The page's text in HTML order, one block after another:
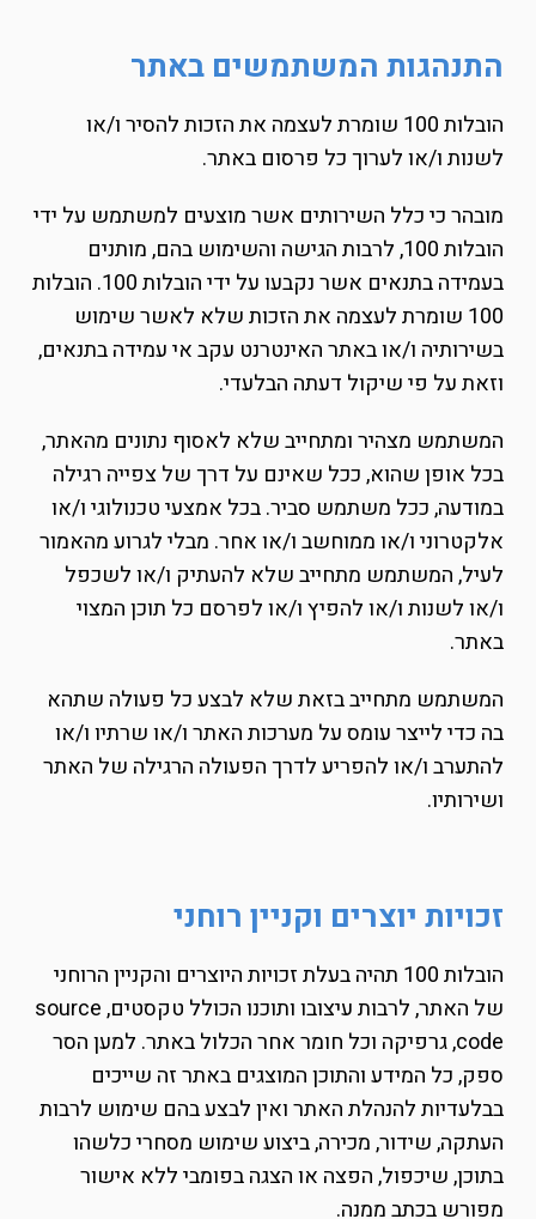
התנהגות המשתמשים באתר
הובלות 100 שומרת לעצמה את הזכות להסיר ו/או
לשנות ו/או לערוך כל פרסום באתר.
מובהר כי כלל השירותים אשר מוצעים למשתמש על ידי
הובלות 100, לרבות הגישה והשימוש בהם, מותנים
בעמידה בתנאים אשר נקבעו על ידי הובלות 100. הובלות
100 שומרת לעצמה את הזכות שלא לאשר שימוש
בשירותיה ו/או באתר האינטרנט עקב אי עמידה בתנאים,
וזאת על פי שיקול דעתה הבלעדי.
המשתמש מצהיר ומתחייב שלא לאסוף נתונים מהאתר,
בכל אופן שהוא, ככל שאינם על דרך של צפייה רגילה
במודעה, ככל משתמש סביר. בכל אמצעי טכנולוגי ו/או
אלקטרוני ו/או ממוחשב ו/או אחר. מבלי לגרוע מהאמור
לעיל, המשתמש מתחייב שלא להעתיק ו/או לשכפל
ו/או לשנות ו/או להפיץ ו/או לפרסם כל תוכן המצוי
באתר.
המשתמש מתחייב בזאת שלא לבצע כל פעולה שתהא
בה כדי לייצר עומס על מערכות האתר ו/או שרתיו ו/או
להתערב ו/או להפריע לדרך הפעולה הרגילה של האתר
ושירותיו.
זכויות יוצרים וקניין רוחני
הובלות 100 תהיה בעלת זכויות היוצרים והקניין הרוחני
של האתר, לרבות עיצובו ותוכנו הכולל טקסטים, source
code, גרפיקה וכל חומר אחר הכלול באתר. למען הסר
ספק, כל המידע והתוכן המוצגים באתר זה שייכים
בבלעדיות להנהלת האתר ואין לבצע בהם שימוש לרבות
העתקה, שידור, מכירה, ביצוע שימוש מסחרי כלשהו
בתוכן, שיכפול, הפצה או הצגה בפומבי ללא אישור
מפורש בכתב ממנה.